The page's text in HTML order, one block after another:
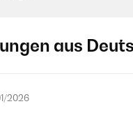
aus
2026